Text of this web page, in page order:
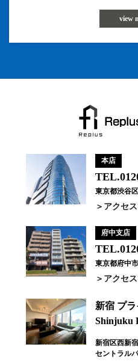
view
本店
東京都渋谷
アクセ
府中支店
東京都府中
アクセ
新宿 プ
Shinjuku
新宿区西新
セントラル